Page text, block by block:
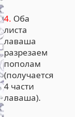
4. Оба
листа
лаваша
разрезаем
пополам
(получается
4 части
лаваша).